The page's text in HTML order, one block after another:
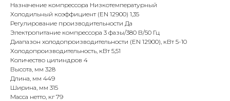
Назначение компрессора Низкотемпературный
Холодильный коэффициент (EN 12900) 1,35
Регулирование производительности Да
Электропитание компрессора 3 фазы/380 В/50 Гц
Диапазон холодопроизводительности (EN 12900), кВт 5-10
Холодопроизводительность, кВт 5,51
Количество цилиндров 4
Высота, мм 328
Длина, мм 449
Ширина, мм 315
Масса нетто, кг 79